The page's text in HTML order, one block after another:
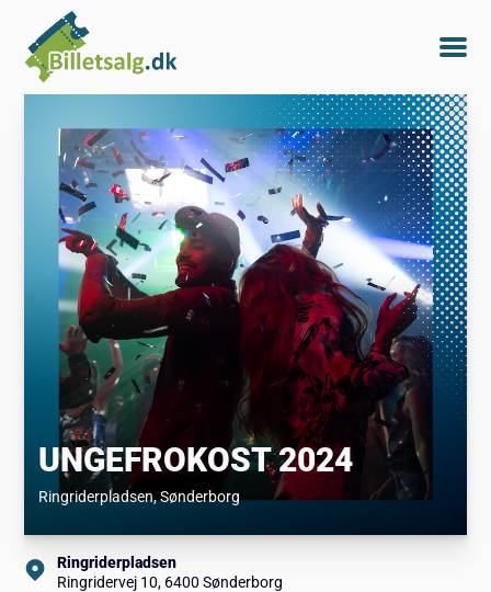
UNGEFROKOST 2024
Ringriderpladsen, Sønderborg
Ringriderpladsen
Ringridervej 10, 6400 Sønderborg